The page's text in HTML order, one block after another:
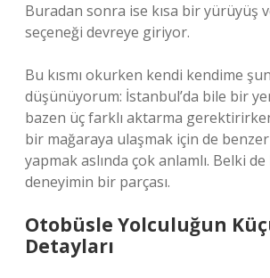
Buradan sonra ise kısa bir yürüyüş
seçeneği devreye giriyor.
Bu kısmı okurken kendi kendime
düşünüyorum: İstanbul’da bile bir
bazen üç farklı aktarma
bir mağaraya ulaşmak için de
yapmak aslında çok anlamlı. Belki
deneyimin bir parçası.
Otobüsle Yolculuğun
Detayları